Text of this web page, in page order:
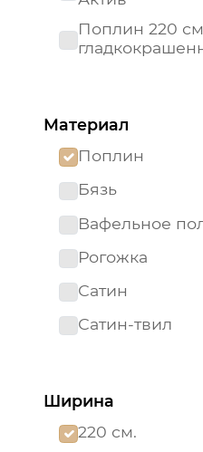
Поплин 220
Рогожка 150 см.
Сатин 220 см
Сатин 220 см.
Подростковый
Сатин-твил 220
Материал
Поплин
Бязь
Вафельное
Рогожка
Сатин
Сатин-твил
Ширина
220 см.